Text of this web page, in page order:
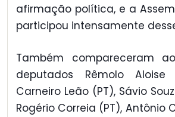
afirmação política, e a
participou intensamente
Também compareceram
deputados Rêmolo Aloise
Carneiro Leão (PT), Sávio
Rogério Correia (PT), Antônio